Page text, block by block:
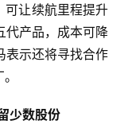
可让续航里程提升
代产品，成本可降
表示还将寻找合作
少数股份